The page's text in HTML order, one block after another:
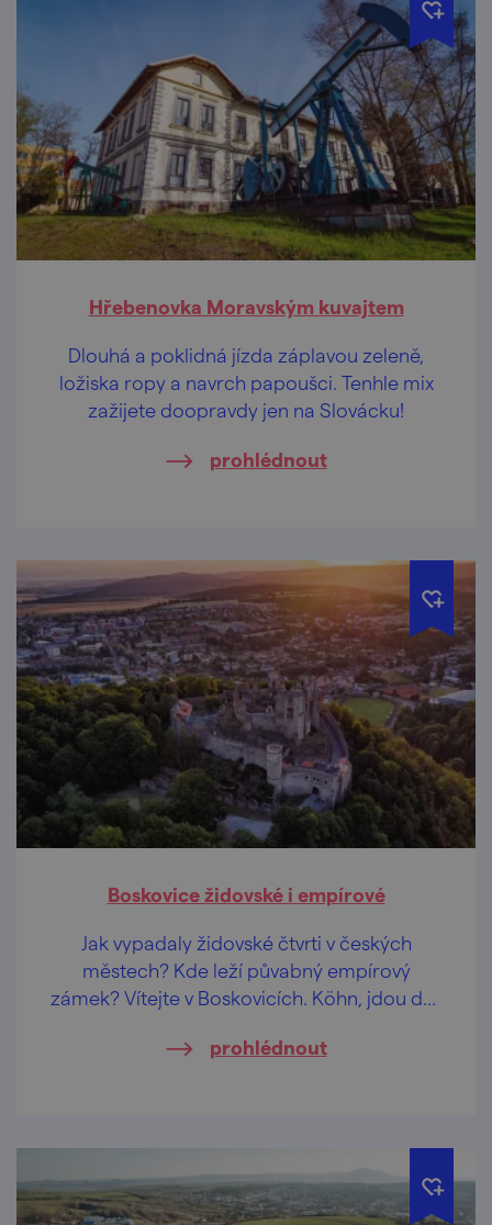
Hřebenovka Moravským kuvajtem
Dlouhá a poklidná jízda záplavou zeleně,
ložiska ropy a navrch papoušci. Tenhle mix
zažijete doopravdy jen na Slovácku!
prohlédnout
Boskovice židovské i empírové
Jak vypadaly židovské čtvrti v českých
městech? Kde leží půvabný empírový
zámek? Vítejte v Boskovicích. Köhn, jdou dál,
prohlédnout